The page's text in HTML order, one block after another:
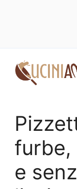
contenuto
furbe,
e